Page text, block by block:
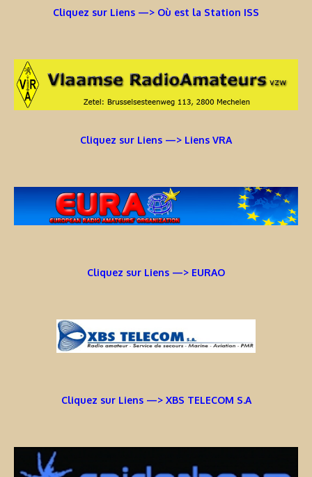
Cliquez sur Liens —> Où est la Station ISS
Cliquez sur Liens —> Liens VRA
Cliquez sur Liens —> EURAO
Cliquez sur Liens —> XBS TELECOM S.A